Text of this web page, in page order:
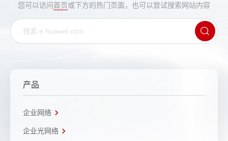
您可以访问首页或下方的热门页面，也可以尝试搜索网站内容
产品
企业网络
企业光网络